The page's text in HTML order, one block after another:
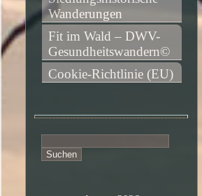
Wanderungen
Fit im Wald – DWV-
Gesundheitswandern©
Cookie-Richtlinie (EU)
nach: